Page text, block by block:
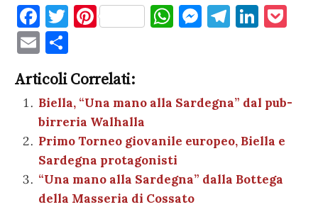
F
a
c
e
b
o
o
k
T
te
r
Pi
es
t
W
A
p
p
M
g
T
a
m
Li
dI
n
et
E
m
ai
l
n
di
vi
di
Articoli Correlati:
Biella, “Una mano alla Sardegna” dal pub-
birreria Walhalla
Primo Torneo giovanile europeo, Biella e
Sardegna protagonisti
“Una mano alla Sardegna” dalla Bottega
della Masseria di Cossato